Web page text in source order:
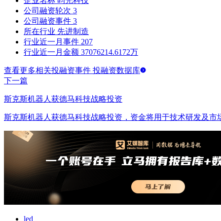
公司融资轮次 3
公司融资事件 3
所在行业 先进制造
行业近一月事件 207
行业近一月金额 37076214.6172万
查看更多相关投融资事件 投融资数据库
下一篇
斯克斯机器人获德马科技战略投资
斯克斯机器人获德马科技战略投资，资金将用于技术研发及市
led